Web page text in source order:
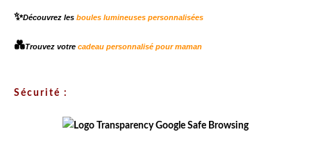
✨Découvrez les boules lumineuses personnalisées
💑Trouvez votre cadeau personnalisé pour maman
Sécurité :